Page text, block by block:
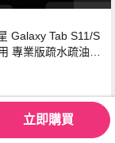
Galaxy Tab S11/S
專業版疏水疏油9
立即購買